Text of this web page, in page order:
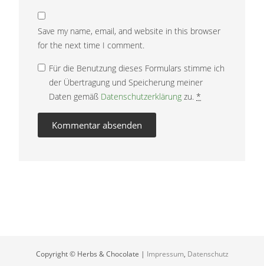
Save my name, email, and website in this browser
for the next time I comment.
Für die Benutzung dieses Formulars stimme ich
der Übertragung und Speicherung meiner
Daten gemäß Datenschutzerklärung zu. *
Copyright © Herbs & Chocolate | Impressum, Datenschutz